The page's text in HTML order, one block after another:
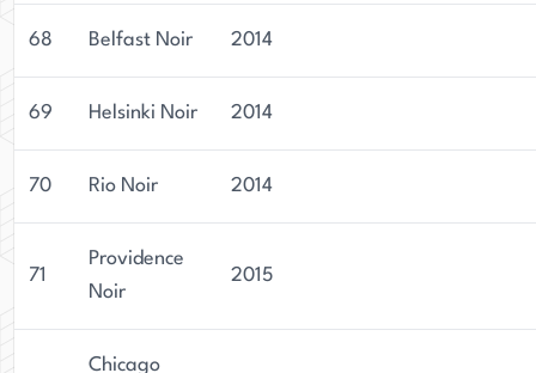
68 Belfast Noir 2014
69 Helsinki Noir 2014
70 Rio Noir 2014
71
Providence
Noir
2015
Chicago